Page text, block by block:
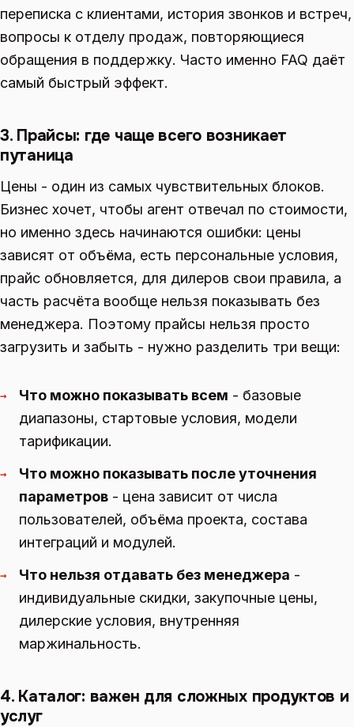
переписка с клиентами, история звонков и встреч,
вопросы к отделу продаж, повторяющиеся
обращения в поддержку. Часто именно FAQ даёт
самый быстрый эффект.
3. Прайсы: где чаще всего возникает
путаница
Цены - один из самых чувствительных блоков.
Бизнес хочет, чтобы агент отвечал по стоимости,
но именно здесь начинаются ошибки: цены
зависят от объёма, есть персональные условия,
прайс обновляется, для дилеров свои правила, а
часть расчёта вообще нельзя показывать без
менеджера. Поэтому прайсы нельзя просто
загрузить и забыть - нужно разделить три вещи:
→ Что можно показывать всем - базовые
диапазоны, стартовые условия, модели
тарификации.
→
Что можно показывать после уточнения
параметров - цена зависит от числа
пользователей, объёма проекта, состава
интеграций и модулей.
→ Что нельзя отдавать без менеджера -
индивидуальные скидки, закупочные цены,
дилерские условия, внутренняя
маржинальность.
4. Каталог: важен для сложных продуктов и
услуг